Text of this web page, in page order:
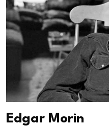
Edgar Morin